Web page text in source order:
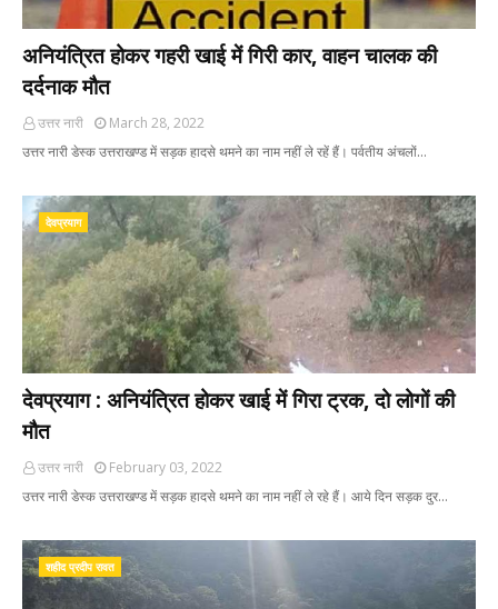
अनियंत्रित होकर गहरी खाई में गिरी कार, वाहन चालक की
दर्दनाक मौत
उत्तर नारी
March 28, 2022
उत्तर नारी डेस्क उत्तराखण्ड में सड़क हादसे थमने का नाम नहीं ले रहें हैं। पर्वतीय अंचलों…
देवप्रयाग
देवप्रयाग : अनियंत्रित होकर खाई में गिरा ट्रक, दो लोगों की
मौत
उत्तर नारी
February 03, 2022
उत्तर नारी डेस्क उत्तराखण्ड में सड़क हादसे थमने का नाम नहीं ले रहे हैं। आये दिन सड़क दुर…
शहीद प्रदीप रावत